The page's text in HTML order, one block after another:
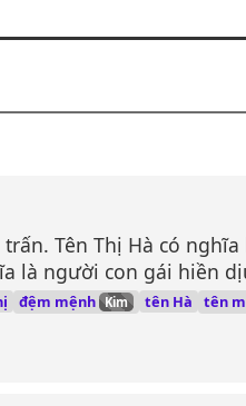
Tên Thị Hà có nghĩa
là người con gái hiền
sông.
đệm mệnh Kim tên Hà tên